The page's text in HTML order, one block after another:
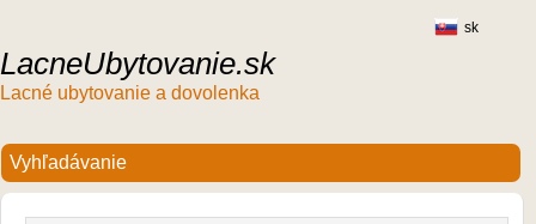
LacneUbytovanie.sk
Lacné ubytovanie a dovolenka
sk